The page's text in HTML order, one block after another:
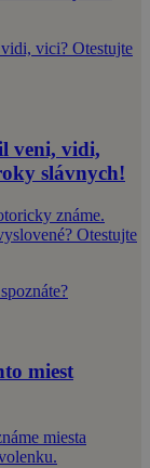
veni, vidi,
slávnych!
známe.
Otestujte
miest
miesta